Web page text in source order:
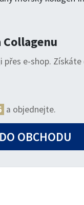
přes e-shop.
a objednejte.
DO OBCHODU